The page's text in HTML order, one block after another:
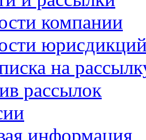
компании
на
рассылок
информация